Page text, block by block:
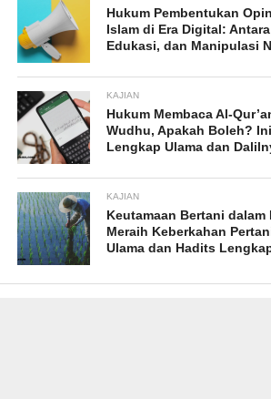
Hukum Pembentukan
Islam di Era Digital:
Edukasi, dan Manipulasi
KAJIAN
Hukum Membaca Al-
Wudhu, Apakah Boleh?
Lengkap Ulama dan
KAJIAN
Keutamaan Bertani dalam
Meraih Keberkahan
Ulama dan Hadits